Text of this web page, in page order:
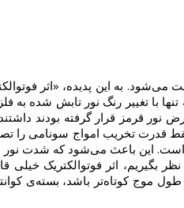
به این پدیده، «اثر
تغییر رنگ نور تابش شده به
نور قرمز قرار گرفته بودند
قدرت تخریب امواج سونامی را
است. این باعث می‌شود که شدت
بگیریم، اثر فوتوالکتریک
موج کوتاه‌تر باشد، بسته‌ی